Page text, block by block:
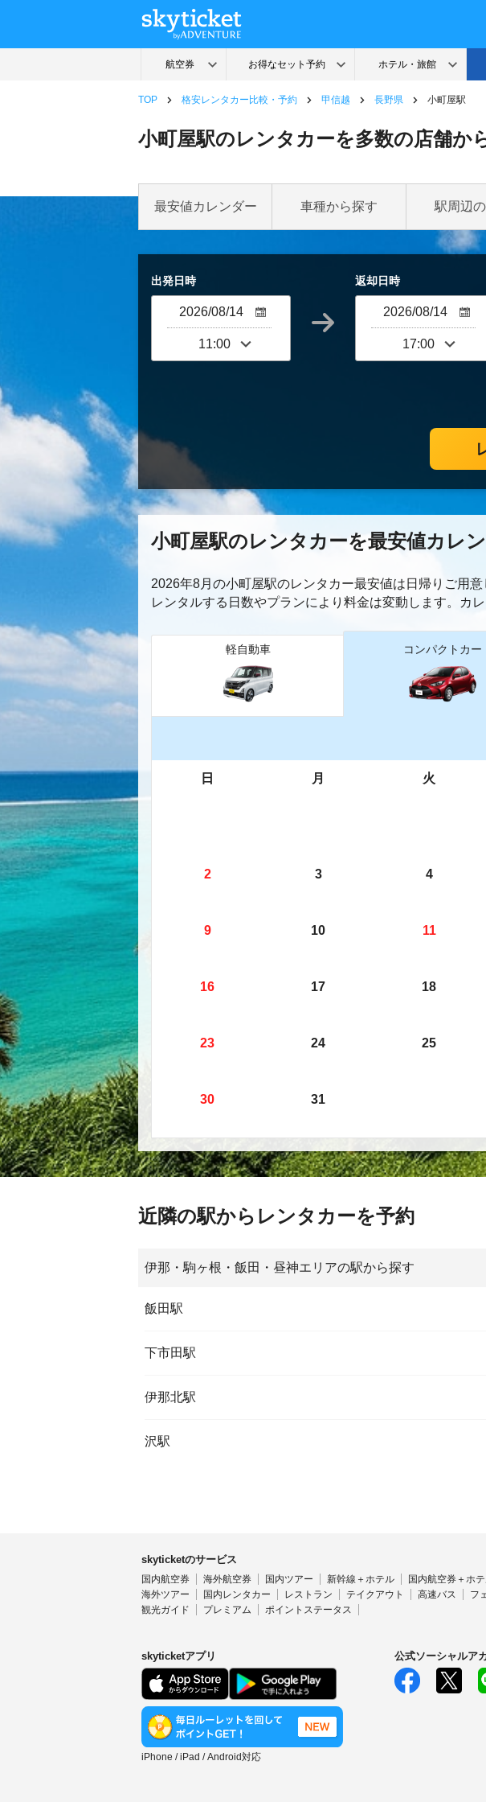
TOP 格安レンタカー比較・予約 甲信越 長野県 小町屋駅
小町屋駅のレンタカーを多数の店舗か
最安値カレンダー 車種から探す 駅周辺
出発日時 返却日時
小町屋駅のレンタカーを最安値カレ
2026年8月の小町屋駅のレンタカー最安値は日帰り ご用意
レンタルする日数やプランにより料金は変動します。カ
軽自動車 コンパクトカー
日 月 火
2 3 4
9 10 11
16 17 18
23 24 25
30 31
近隣の駅からレンタカーを予約
伊那・駒ヶ根・飯田・昼神エリアの駅から探す
飯田駅
下市田駅
伊那北駅
沢駅